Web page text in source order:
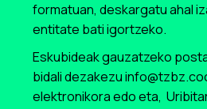
formatuan, deskargatu ahal
entitate bati igortzeko.
Eskubideak gauzatzeko
bidali dezakezu
elektronikora edo eta,